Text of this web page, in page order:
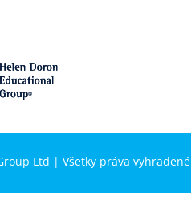
Ltd | Všetky práva vyhradené